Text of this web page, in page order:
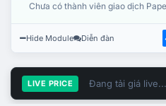
Chưa có thành viên giao dịch
Hide Module Diễn đàn
LIVE PRICE Đang tải giá live...